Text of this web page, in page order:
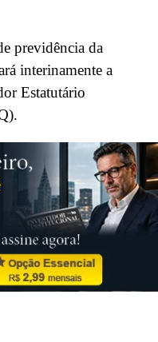
previdência da
interinamente a
Estatutário